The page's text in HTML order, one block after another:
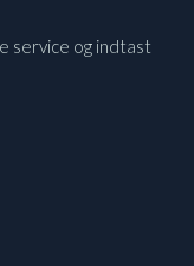
service og indtast